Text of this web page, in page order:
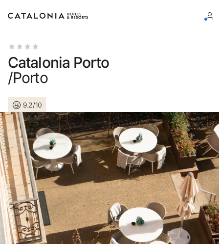
Inicie sessão na sua conta
LOGIN
Esqueceu-se da palavra-passe?
ou utilize uma destas opções
Entre com o Google
Iniciar sessão apenas com e-mail
Você ainda não se cadastrou ?
Catalonia Porto
/Porto
9.2/10